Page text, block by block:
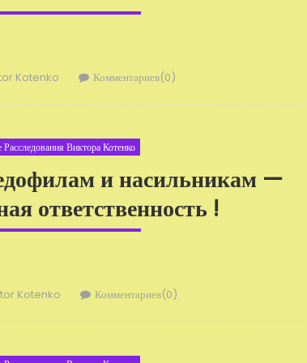
Kotenko Комментариев(0)
Виктора Котенко
и насильникам —
ответственность !
Kotenko Комментариев(0)